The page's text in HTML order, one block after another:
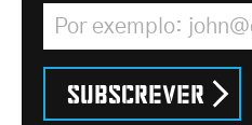
Endereço de correio
Subscrever